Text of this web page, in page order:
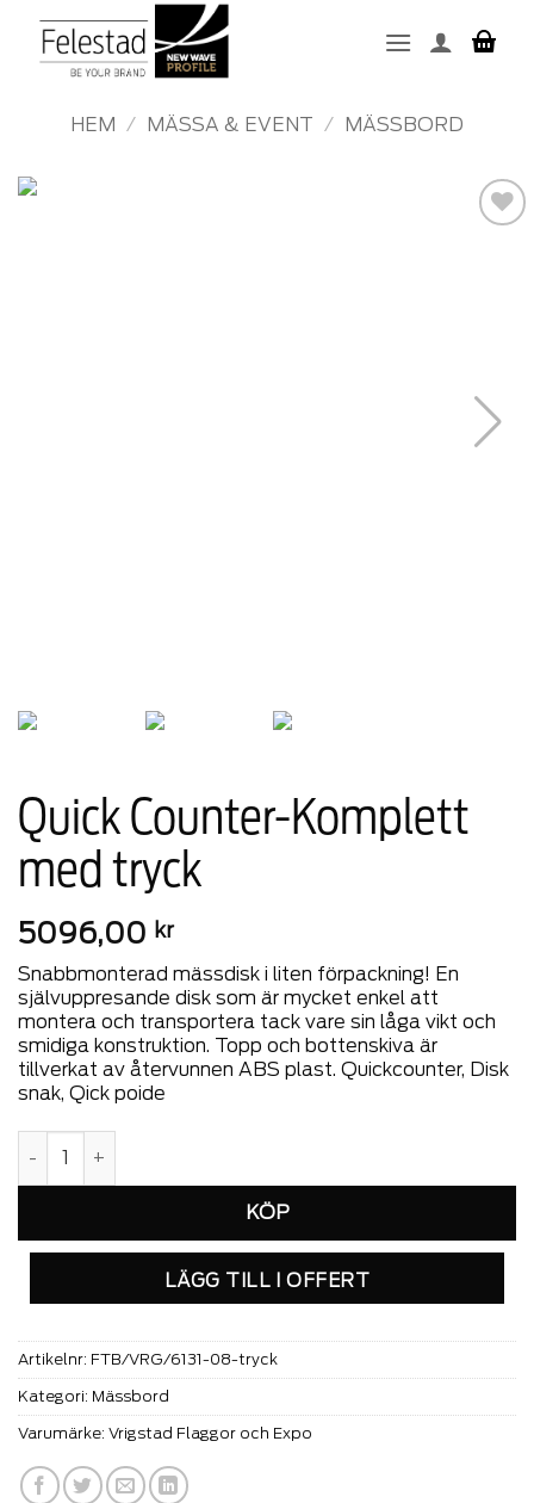
content
HEM / MÄSSA & EVENT / MÄSSBORD
Quick Counter-Komplett
med tryck
5096,00 kr
Snabbmonterad mässdisk i liten förpackning! En
självuppresande disk som är mycket enkel att
montera och transportera tack vare sin låga vikt och
smidiga konstruktion. Topp och bottenskiva är
tillverkat av återvunnen ABS plast. Quickcounter, Disk
snak, Qick poide
LÄGG TILL I OFFERT
Artikelnr: FTB/VRG/6131-08-tryck
Kategori: Mässbord
Varumärke: Vrigstad Flaggor och Expo